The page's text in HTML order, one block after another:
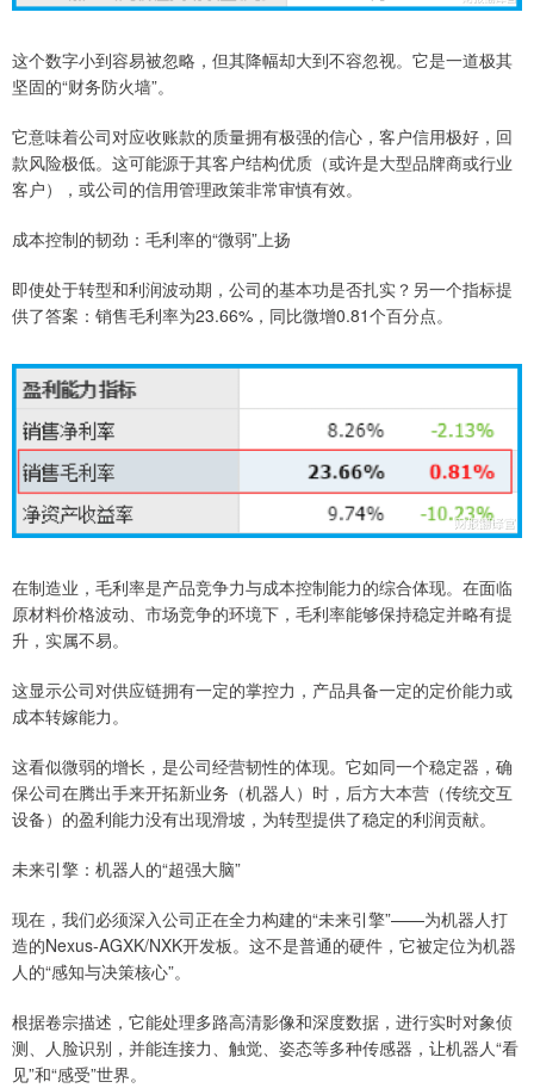
这个数字小到容易被忽略，但其降幅却大到不容忽视。它是一道极其
坚固的“财务防火墙”。
它意味着公司对应收账款的质量拥有极强的信心，客户信用极好，回
款风险极低。这可能源于其客户结构优质（或许是大型品牌商或行业
客户），或公司的信用管理政策非常审慎有效。
成本控制的韧劲：毛利率的“微弱”上扬
即使处于转型和利润波动期，公司的基本功是否扎实？另一个指标提
供了答案：销售毛利率为23.66%，同比微增0.81个百分点。
在制造业，毛利率是产品竞争力与成本控制能力的综合体现。在面临
原材料价格波动、市场竞争的环境下，毛利率能够保持稳定并略有提
升，实属不易。
这显示公司对供应链拥有一定的掌控力，产品具备一定的定价能力或
成本转嫁能力。
这看似微弱的增长，是公司经营韧性的体现。它如同一个稳定器，确
保公司在腾出手来开拓新业务（机器人）时，后方大本营（传统交互
设备）的盈利能力没有出现滑坡，为转型提供了稳定的利润贡献。
未来引擎：机器人的“超强大脑”
现在，我们必须深入公司正在全力构建的“未来引擎”——为机器人打
造的Nexus-AGXK/NXK开发板。这不是普通的硬件，它被定位为机器
人的“感知与决策核心”。
根据卷宗描述，它能处理多路高清影像和深度数据，进行实时对象侦
测、人脸识别，并能连接力、触觉、姿态等多种传感器，让机器人“看
见”和“感受”世界。